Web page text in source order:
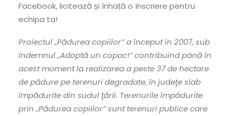
Facebook, licitează și înhață o înscriere pentru
echipa ta!
Proiectul „Pădurea copiilor” a început în 2007, sub
îndemnul „Adoptă un copac!” contribuind până în
acest moment la realizarea a peste 37 de hectare
de pădure pe terenuri degradate, în judeţe slab
împădurite din sudul ţării. Terenurile împădurite
prin „Pădurea copiilor” sunt terenuri publice care